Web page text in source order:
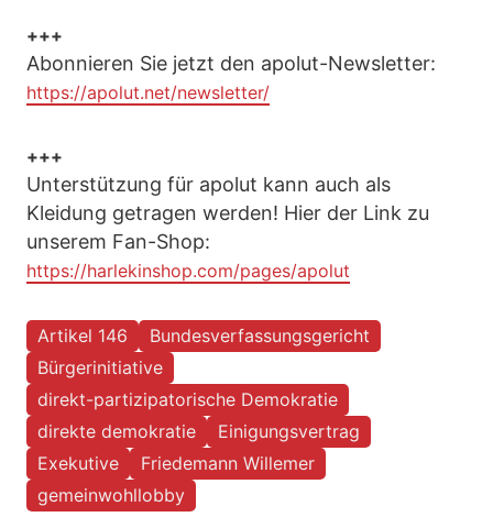
+++
Abonnieren Sie jetzt den apolut-Newsletter:
https://apolut.net/newsletter/
+++
Unterstützung für apolut kann auch als
Kleidung getragen werden! Hier der Link zu
unserem Fan-Shop:
https://harlekinshop.com/pages/apolut
Artikel 146
Bundesverfassungsgericht
Bürgerinitiative
direkt-partizipatorische Demokratie
direkte demokratie
Einigungsvertrag
Exekutive
Friedemann Willemer
gemeinwohllobby